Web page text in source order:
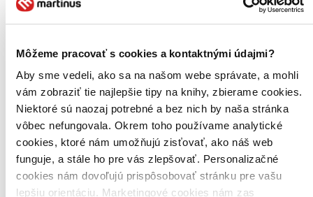
Môžeme pracovať s cookies a kontaktnými údajmi?
Aby sme vedeli, ako sa na našom webe správate, a mohli
vám zobraziť tie najlepšie tipy na knihy, zbierame cookies.
Niektoré sú naozaj potrebné a bez nich by naša stránka
vôbec nefungovala. Okrem toho používame analytické
cookies, ktoré nám umožňujú zisťovať, ako náš web
funguje, a stále ho pre vás zlepšovať. Personalizačné
cookies nám dovoľujú prispôsobovať stránku pre vašu
lepšiu orientáciu. Marketingové cookies nám zas
Bestsellery
Novinky
Najdrahšie
Najlacnejšie
Použité filtre
Zrušiť filtre
V českom jazykuÚčinkuje Jaroslav Uhlíř